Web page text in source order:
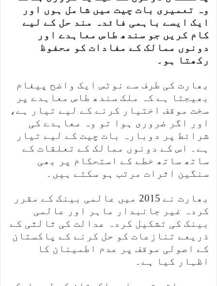
وہ تعمیری بات چیت میں شامل ہوں اور
ایک ایسے باہمی فائدہ مند حل کے لیے
کام کریں جو سندھ طاس معاہدے اور
دونوں ممالک کے مفادات کو محفوظ
رکھتا ہو۔
بھارت کی طرف سے نوٹس ایک واضح پیغام
بھیجتا ہے کہ ملک سندھ طاس معاہدے پر
سخت موقف اختیار کرنے کے لیے تیار ہے،
اور اگر ضروری ہوا تو وہ معاہدے کی
شرائط پر دوبارہ بات چیت کے لیے تیار
ہے۔ اس کے دونوں ممالک کے تعلقات کے
ساتھ ساتھ خطے کے استحکام پر بھی
سنگین اثرات مرتب ہو سکتے ہیں۔
بھارت نے 2015 میں عالمی بینک کے مقرر
کردہ غیر جانبدار ماہر اور عالمی
بینک کی تشکیل کردہ عدالت کی ثالثی کے
ذریعے تنازعات کو حل کرنے کے پاکستان
کے اصولی موقف پر عدم اطمینان کا
اظہار کیا ہے۔